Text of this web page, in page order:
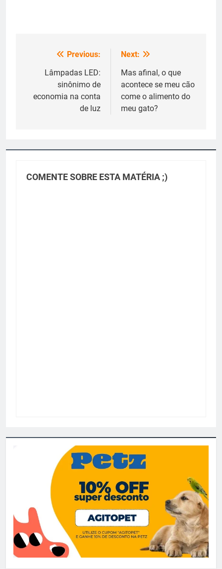
Navegação
Post
Previous:
Lâmpadas LED:
sinônimo de
economia na conta
de luz
Next:
Mas afinal, o que
acontece se meu cão
come o alimento do
meu gato?
COMENTE SOBRE ESTA MATÉRIA ;)